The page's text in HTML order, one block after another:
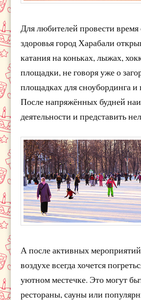
Для любителей провести время
здоровья город Харабали
катания на коньках, лыжах,
площадки, не говоря уже о
площадках для сноубординга
После напряжённых будней
деятельности и представить
А после активных
воздухе всегда хочется
уютном местечке. Это могут
рестораны, сауны или